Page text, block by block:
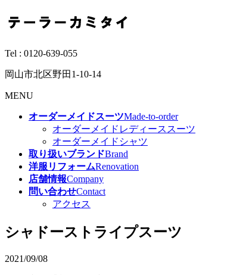
Tel : 0120-639-055
岡山市北区野田1-10-14
MENU
オーダーメイドスーツMade-to-order
オーダーメイドレディーススーツ
オーダーメイドシャツ
取り扱いブランドBrand
洋服リフォームRenovation
店舗情報Company
問い合わせContact
アクセス
シャドーストライプスーツ
2021/09/08